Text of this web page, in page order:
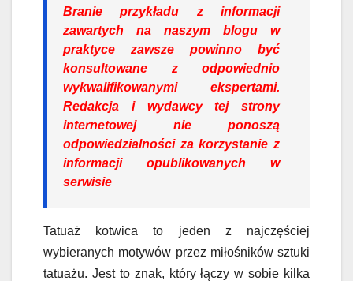
Branie przykładu z informacji
zawartych na naszym blogu w
praktyce zawsze powinno być
konsultowane z odpowiednio
wykwalifikowanymi ekspertami.
Redakcja i wydawcy tej strony
internetowej nie ponoszą
odpowiedzialności za korzystanie z
informacji opublikowanych w
serwisie
Tatuaż kotwica to jeden z najczęściej
wybieranych motywów przez miłośników sztuki
tatuażu. Jest to znak, który łączy w sobie kilka